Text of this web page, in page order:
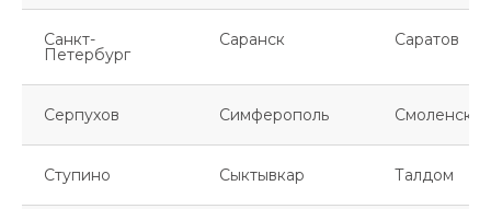
Санкт-
Петербург
Саранск Саратов
Серпухов Симферополь Смоленск
Ступино Сыктывкар Талдом